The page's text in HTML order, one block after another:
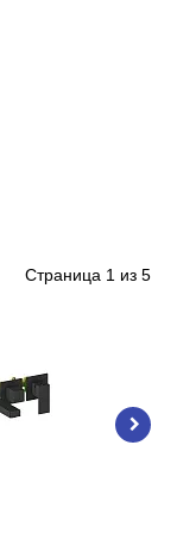
Страница 1 из 5